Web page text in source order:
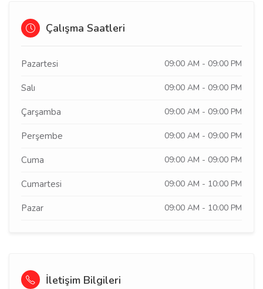
Çalışma Saatleri
Pazartesi 09:00 AM - 09:00 PM
Salı 09:00 AM - 09:00 PM
Çarşamba 09:00 AM - 09:00 PM
Perşembe 09:00 AM - 09:00 PM
Cuma 09:00 AM - 09:00 PM
Cumartesi 09:00 AM - 10:00 PM
Pazar 09:00 AM - 10:00 PM
İletişim Bilgileri